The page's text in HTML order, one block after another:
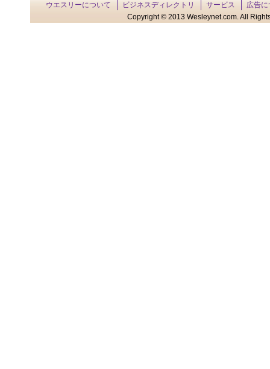
ウエスリーについて ビジネスディレクトリ サービス
広告に
Copyright © 2013 Wesleynet.com. All